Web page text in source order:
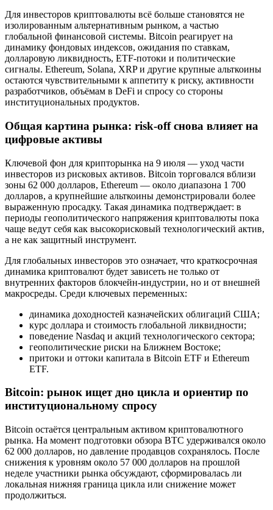
Для инвесторов криптовалюты всё больше становятся не
изолированным альтернативным рынком, а частью
глобальной финансовой системы. Bitcoin реагирует на
динамику фондовых индексов, ожидания по ставкам,
долларовую ликвидность, ETF-потоки и политические
сигналы. Ethereum, Solana, XRP и другие крупные альткоины
остаются чувствительными к аппетиту к риску, активности
разработчиков, объёмам в DeFi и спросу со стороны
институциональных продуктов.
Общая картина рынка: risk-off снова влияет на
цифровые активы
Ключевой фон для крипторынка на 9 июля — уход части
инвесторов из рисковых активов. Bitcoin торговался вблизи
зоны 62 000 долларов, Ethereum — около диапазона 1 700
долларов, а крупнейшие альткоины демонстрировали более
выраженную просадку. Такая динамика подтверждает: в
периоды геополитического напряжения криптовалюты пока
чаще ведут себя как высокорисковый технологический актив,
а не как защитный инструмент.
Для глобальных инвесторов это означает, что краткосрочная
динамика криптовалют будет зависеть не только от
внутренних факторов блокчейн-индустрии, но и от внешней
макросреды. Среди ключевых переменных:
динамика доходностей казначейских облигаций США;
курс доллара и стоимость глобальной ликвидности;
поведение Nasdaq и акций технологического сектора;
геополитические риски на Ближнем Востоке;
притоки и оттоки капитала в Bitcoin ETF и Ethereum
ETF.
Bitcoin: рынок ищет дно цикла и ориентир по
институциональному спросу
Bitcoin остаётся центральным активом криптовалютного
рынка. На момент подготовки обзора BTC удерживался около
62 000 долларов, но давление продавцов сохранялось. После
снижения к уровням около 57 000 долларов на прошлой
неделе участники рынка обсуждают, сформировалась ли
локальная нижняя граница цикла или снижение может
продолжиться.